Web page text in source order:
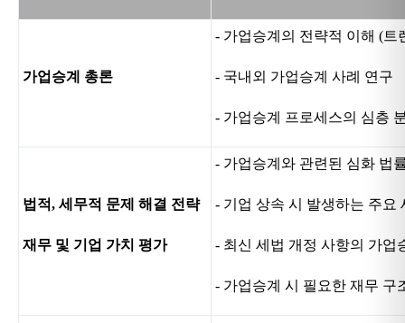
가업승계 총론
- 가업승계의 전략적 이해 (트
- 국내외 가업승계 사례 연구
- 가업승계 프로세스의 심층
법적, 세무적 문제 해결 전략
재무 및 기업 가치 평가
- 가업승계와 관련된 심화 법
- 기업 상속 시 발생하는 주요
- 최신 세법 개정 사항의 가업
- 가업승계 시 필요한 재무 구